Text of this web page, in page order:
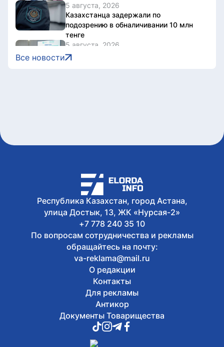
5 августа, 2026
Казахстанца задержали по
подозрению в обналичивании 10 млн
тенге
5 августа, 2026
Как будут представлены регионы в
5 августа, 2026
В Казахстане завершен ключевой этап
строительства Транскаспийской
волоконно-оптической линии связи
Все новости
Республика Казахстан, город Астана,
улица Достык, 13, ЖК «Нурсая-2»
+7 778 240 35 10
По вопросам сотрудничества и рекламы
обращайтесь на почту:
va-reklama@mail.ru
О редакции
Контакты
Для рекламы
Антикор
Документы Товарищества